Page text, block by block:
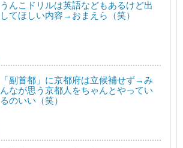
うんこドリルは英語などもあるけど出
してほしい内容→おまえら（笑）
「副首都」に京都府は立候補せず→み
んなが思う京都人をちゃんとやってい
るのいい（笑）